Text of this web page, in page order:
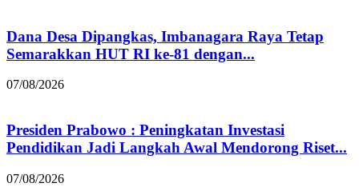
Dana Desa Dipangkas, Imbanagara Raya Tetap
Semarakkan HUT RI ke-81 dengan...
07/08/2026
Presiden Prabowo : Peningkatan Investasi
Pendidikan Jadi Langkah Awal Mendorong Riset...
07/08/2026